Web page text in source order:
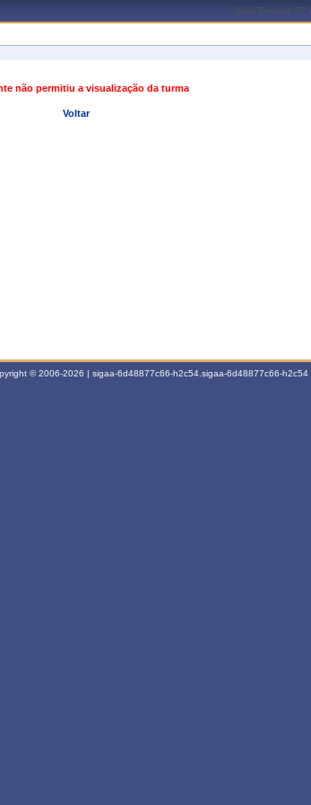
João Pessoa, 07
não permitiu a visualização da turma
Voltar
© 2006-2026 | sigaa-6d48877c66-h2c54.sigaa-6d48877c66-h2c54